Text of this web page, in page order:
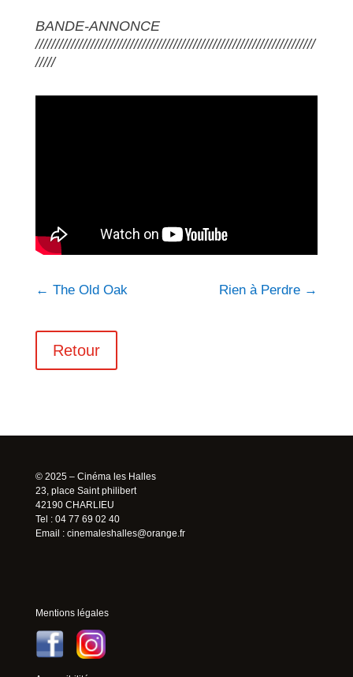
BANDE-ANNONCE
///////////////////////////////////////////////////////////////////////
/////
← The Old Oak Rien à Perdre →
Retour
© 2025 – Cinéma les Halles
23, place Saint philibert
42190 CHARLIEU
Tel : 04 77 69 02 40
Email : cinemaleshalles@orange.fr
Mentions légales